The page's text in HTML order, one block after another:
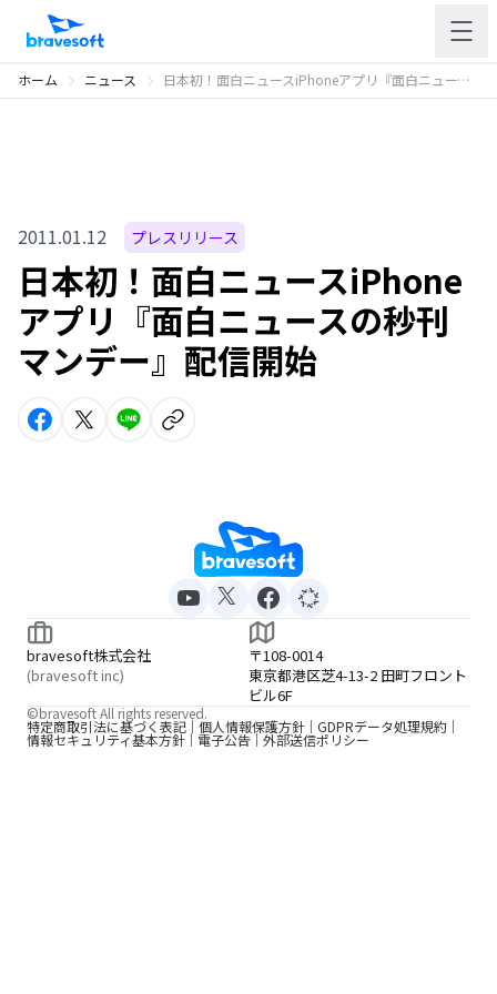
ホーム ニュース 日本初！面白ニュースiPhoneアプリ『面白ニュースの秒刊マンデー』配信開始
2011.01.12 プレスリリース
日本初！面白ニュースiPhone
アプリ『面白ニュースの秒刊
マンデー』配信開始
bravesoft株式会社
(bravesoft inc)
〒108-0014
東京都港区芝4-13-2 田町フロント
ビル6F
特定商取引法に基づく表記 個人情報保護方針 GDPRデータ処理規約
情報セキュリティ基本方針 電子公告 外部送信ポリシー
©bravesoft All rights reserved.